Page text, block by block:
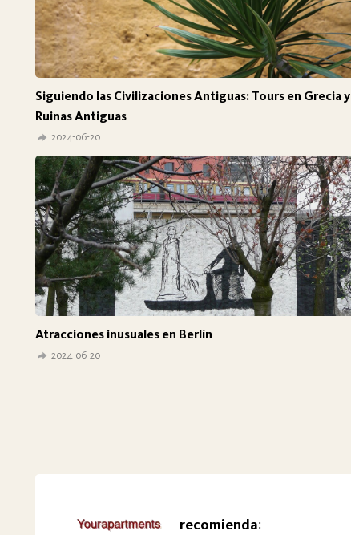
Siguiendo las Civilizaciones Antiguas: Tours en Grecia y
Ruinas Antiguas
2024-06-20
Atracciones inusuales en Berlín
2024-06-20
recomienda: